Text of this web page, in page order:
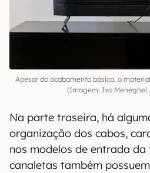
Apesar do acabamento básico, o
(Imagem: Ivo Meneghel
Na parte traseira, há
organização dos cabos,
nos modelos de entrada da
canaletas também